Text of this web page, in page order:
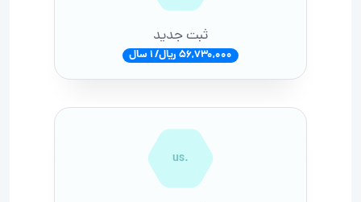
ثبت جدید
56,730,000 ریال/ 1 سال
.us